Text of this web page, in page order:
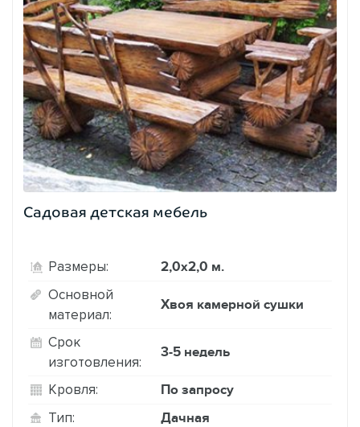
Садовая детская мебель
Размеры: 2,0х2,0 м.
Основной
материал:
Хвоя камерной сушки
Срок
изготовления:
3-5 недель
Кровля: По запросу
Тип: Дачная